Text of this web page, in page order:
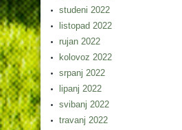
studeni 2022
listopad 2022
rujan 2022
kolovoz 2022
srpanj 2022
lipanj 2022
svibanj 2022
travanj 2022